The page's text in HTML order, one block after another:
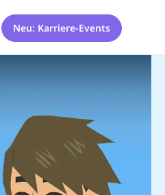
Neu: Karriere-Events